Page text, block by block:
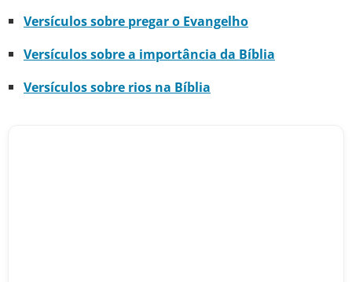
Versículos sobre pregar o Evangelho
Versículos sobre a importância da Bíblia
Versículos sobre rios na Bíblia